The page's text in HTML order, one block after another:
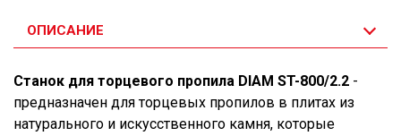
ОПИСАНИЕ
Станок для торцевого пропила DIAM ST-800/2.2 -
предназначен для торцевых пропилов в плитах из
натурального и искусственного камня, которые